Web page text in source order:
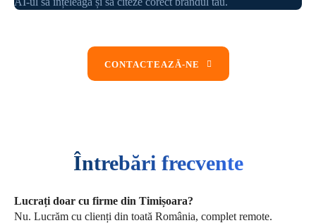
CONTACTEAZĂ-NE
Întrebări frecvente
Lucrați doar cu firme din Timișoara?
Nu. Lucrăm cu clienți din toată România, complet remote.